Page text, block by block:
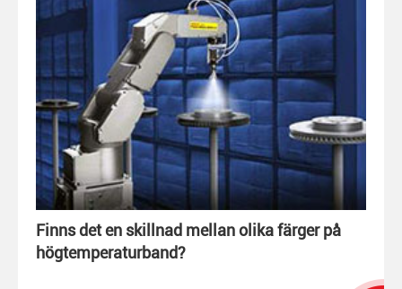
Finns det en skillnad mellan olika färger på
högtemperaturband?